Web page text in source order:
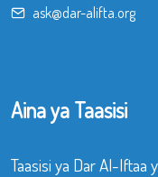
ask@dar-alifta.org
Aina ya Taasisi
Taasisi ya Dar Al-Iftaa